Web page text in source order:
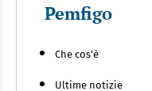
Pemfigo
Che cos'è
Ultime notizie